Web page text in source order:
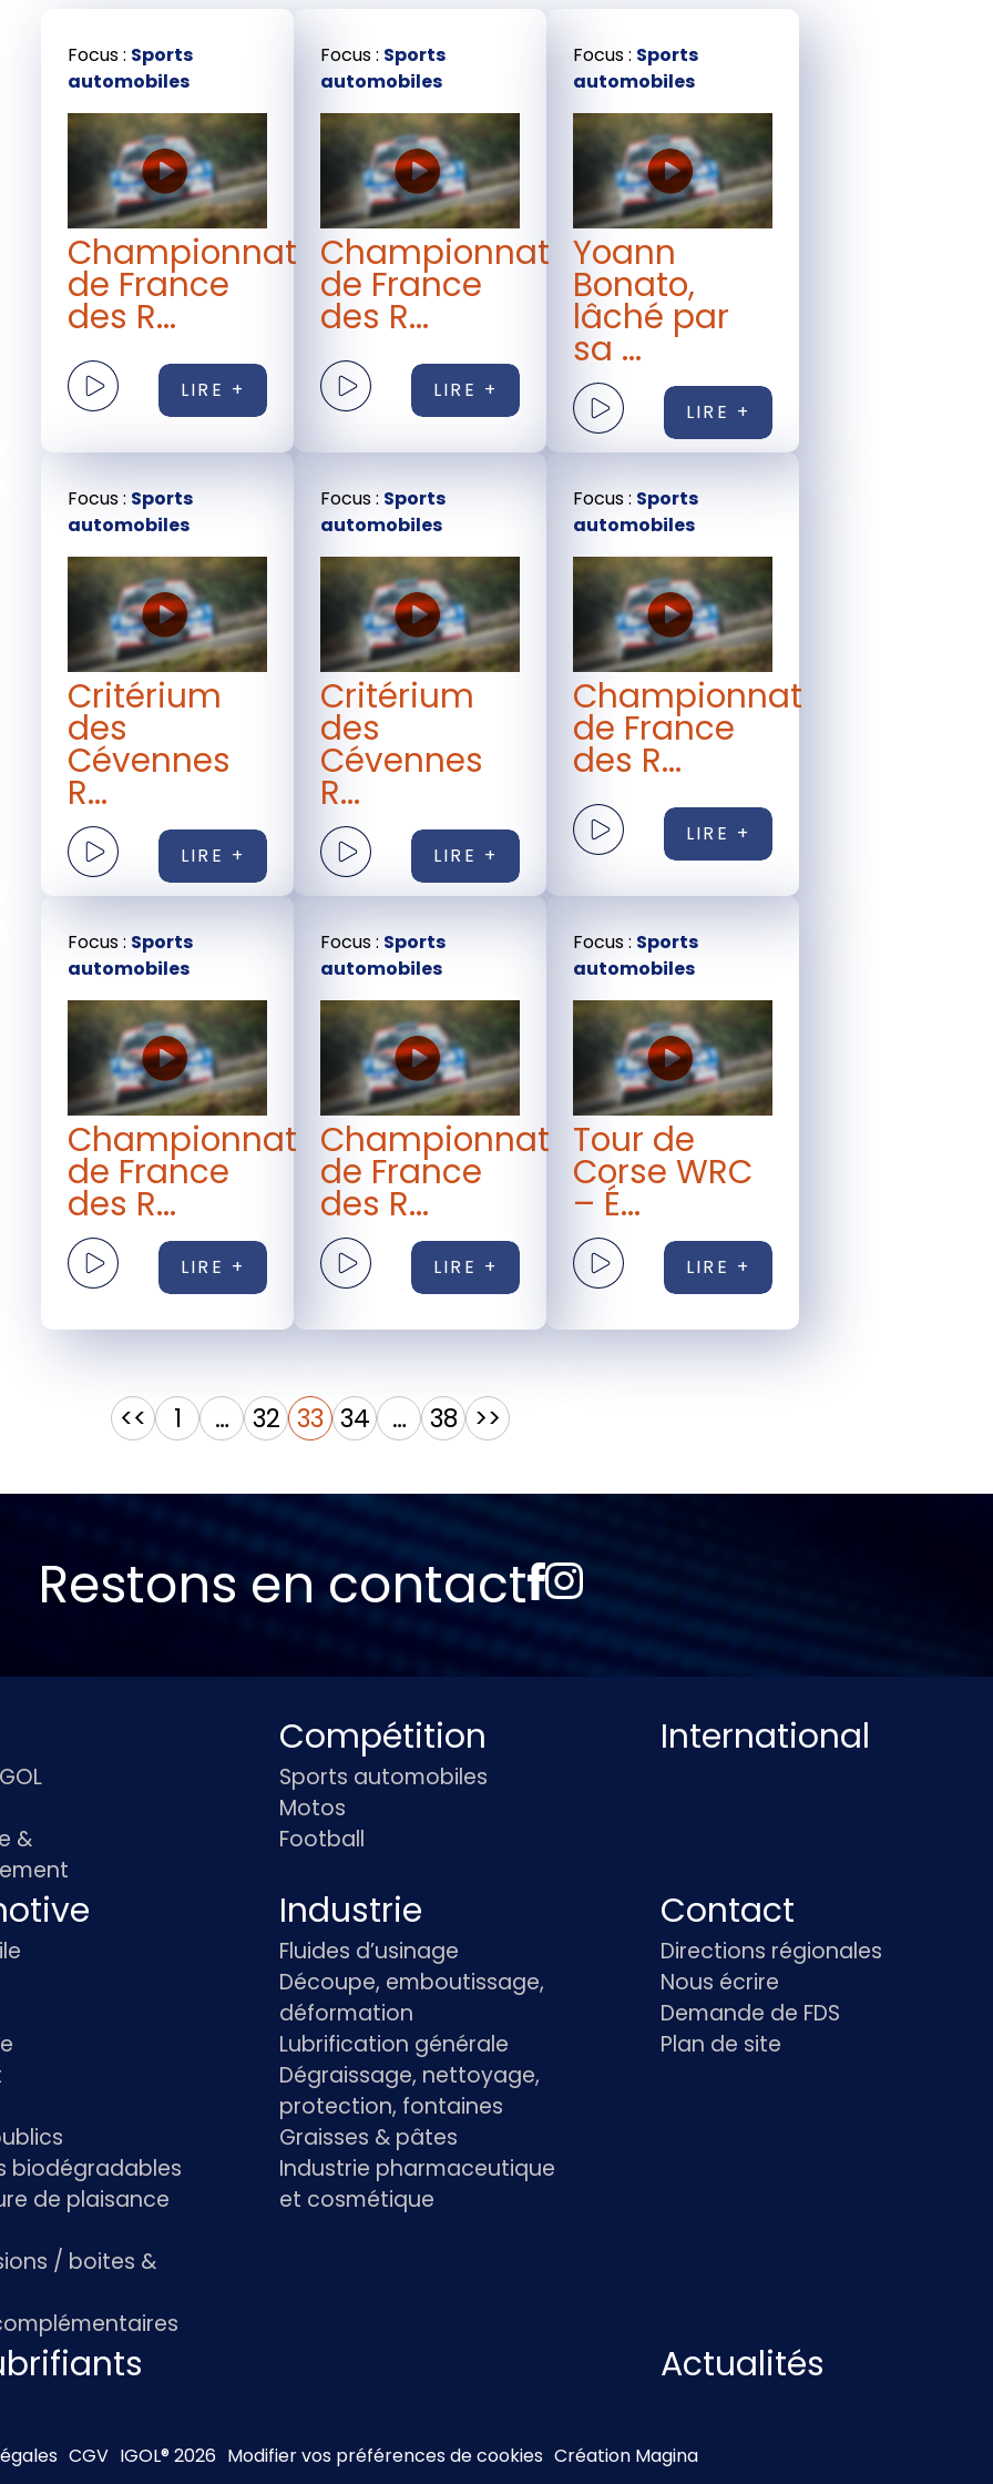
Focus : Sports
automobiles
Championnat
de France
des R...
LIRE +
Focus : Sports
automobiles
Championnat
de France
des R...
LIRE +
Focus : Sports
automobiles
Yoann
Bonato,
lâché par
sa ...
LIRE +
Focus : Sports
automobiles
Critérium
des
Cévennes
R...
LIRE +
Focus : Sports
automobiles
Critérium
des
Cévennes
R...
LIRE +
Focus : Sports
automobiles
Championnat
de France
des R...
LIRE +
Focus : Sports
automobiles
Championnat
de France
des R...
LIRE +
Focus : Sports
automobiles
Championnat
de France
des R...
LIRE +
Focus : Sports
automobiles
Tour de
Corse WRC
– É...
LIRE +
<< 1 … 32 33 34 … 38 >>
Restons en contact
&
Compétition
Sports automobiles
Motos
Football
International
biodégradables
de plaisance
/ boites &
Industrie
Fluides d’usinage
Découpe, emboutissage,
déformation
Lubrification générale
Dégraissage, nettoyage,
protection, fontaines
Graisses & pâtes
Industrie pharmaceutique
et cosmétique
Contact
Directions régionales
Nous écrire
Demande de FDS
Plan de site
Actualités
CGV IGOL® 2026 Modifier vos préférences de cookies Création Magina